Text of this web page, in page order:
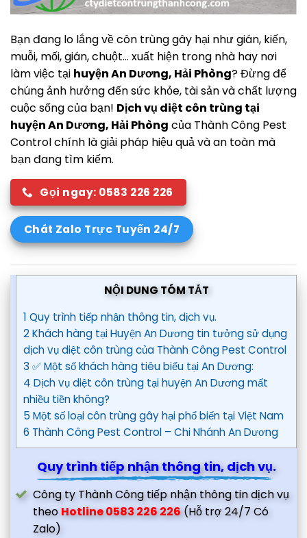
Bạn đang lo lắng về côn trùng gây hại như gián, kiến,
muỗi, mối, gián, chuột… xuất hiện trong nhà hay nơi
làm việc tại huyện An Dương, Hải Phòng? Đừng để
chúng ảnh hưởng đến sức khỏe, tài sản và chất lượng
cuộc sống của bạn! Dịch vụ diệt côn trùng tại
huyện An Dương, Hải Phòng của Thành Công Pest
Control chính là giải pháp hiệu quả và an toàn mà
bạn đang tìm kiếm.
Gọi ngay: 0583 226 226
Chát Zalo Trực Tuyến 24/7
NỘI DUNG TÓM TẮT
1 Quy trình tiếp nhận thông tin, dịch vụ.
2 Khách hàng tại Huyện An Dương tin tưởng sử dụng
dịch vụ diệt côn trùng của Thành Công Pest Control
3 ✅ Một số khách hàng tiêu biểu tại An Dương:
4 Dịch vụ diệt côn trùng tại huyện An Dương mất
nhiều tiền không?
5 Một số loại côn trùng gây hại phổ biến tại Việt Nam
6 Thành Công Pest Control – Chi Nhánh An Dương
Quy trình tiếp nhận thông tin, dịch vụ.
Công ty Thành Công tiếp nhận thông tin dịch vụ
theo Hotline 0583 226 226(Hỗ trợ 24/7 Có
Zalo)